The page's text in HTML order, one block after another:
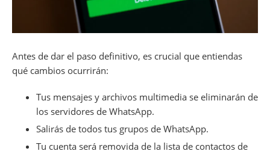
Antes de dar el paso definitivo, es crucial que entiendas
qué cambios ocurrirán:
Tus mensajes y archivos multimedia se eliminarán de
los servidores de WhatsApp.
Salirás de todos tus grupos de WhatsApp.
Tu cuenta será removida de la lista de contactos de